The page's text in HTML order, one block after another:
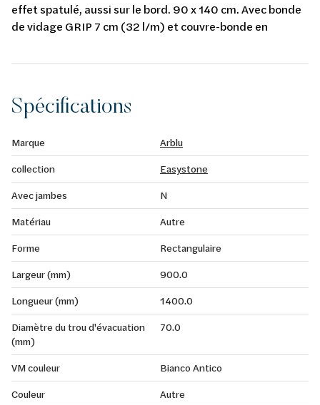
effet spatulé, aussi sur le bord. 90 x 140 cm. Avec bonde
de vidage GRIP 7 cm (32 l/m) et couvre-bonde en
Spécifications
Marque
Arblu
collection
Easystone
Avec jambes
N
Matériau
Autre
Forme
Rectangulaire
Largeur (mm)
900.0
Longueur (mm)
1400.0
Diamètre du trou d'évacuation
(mm)
70.0
VM couleur
Bianco Antico
Couleur
Autre